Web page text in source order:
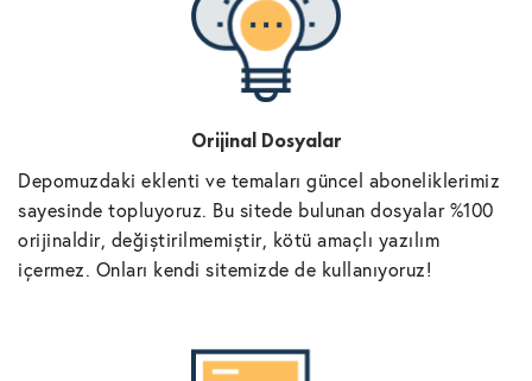
Orijinal Dosyalar
Depomuzdaki eklenti ve temaları güncel aboneliklerimiz
sayesinde topluyoruz. Bu sitede bulunan dosyalar %100
orijinaldir, değiştirilmemiştir, kötü amaçlı yazılım
içermez. Onları kendi sitemizde de kullanıyoruz!